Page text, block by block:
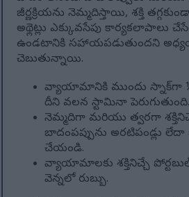
జీర్ణక్రియను నెమ్మదిస్తాయి, శక్తి
అథ్లెట్లు ఎక్కువసేపు కార్యకలాపాలు
ఉండటానికి సహాయపడుతుందని
చెబుతున్నాయి.
వ్యాయామానికి ముందు స్నాక్‌గా ¼
దీని వలన స్టామినా పెరుగుతుంది.
నెమ్మదిగా మరియు త్వరగా
బాదంపప్పును అరటిపండ్లు
చేయండి.
వ్యాయామాలకు శక్తినిచ్చే
వెన్నలో రుబ్బు.